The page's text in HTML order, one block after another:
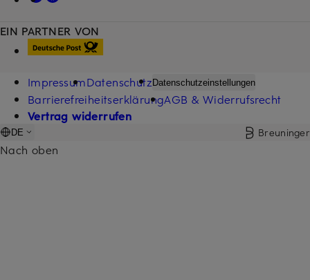
EIN PARTNER VON
ImpressumDatenschutzDatenschutzeinstellungen
BarrierefreiheitserklärungAGB & Widerrufsrecht
Vertrag widerrufen
DE Breuninger
Nach oben